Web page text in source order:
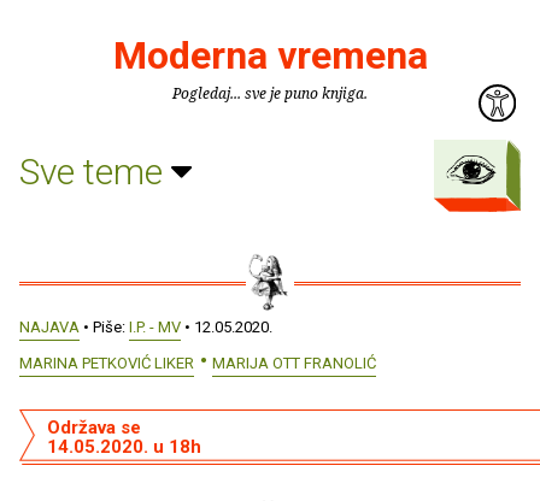
Moderna vremena
Pogledaj... sve je puno knjiga.
Sve teme
NAJAVA • Piše: I.P. - MV • 12.05.2020.
MARINA PETKOVIĆ LIKER
MARIJA OTT FRANOLIĆ
Održava se
14.05.2020. u 18h